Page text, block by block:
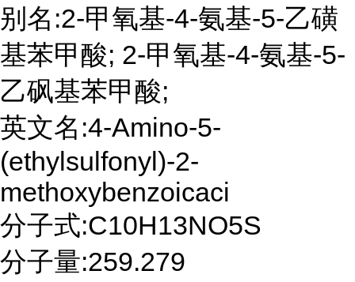
别名:2-甲氧基-4-氨基-5-乙磺
基苯甲酸; 2-甲氧基-4-氨基-5-
乙砜基苯甲酸;
英文名:4-Amino-5-
(ethylsulfonyl)-2-
methoxybenzoicaci
分子式:C10H13NO5S
分子量:259.279